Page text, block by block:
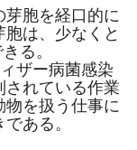
芽胞を経口的に
は、少なくと
る。
ザー病菌感染
されている作業
物を扱う仕事に
ある。